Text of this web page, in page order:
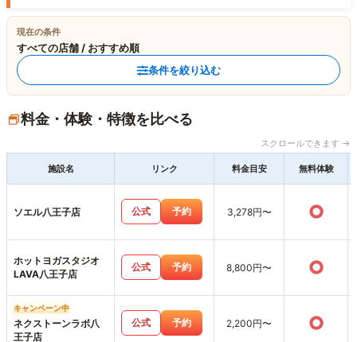
現在の条件
すべての店舗 / おすすめ順
条件を絞り込む
料金・体験・特徴を比べる
スクロールできます →
施設名 リンク 料金目安 無料体験
ソエル八王子店 公式 予約 3,278円〜 ○
ホットヨガスタジオ
LAVA八王子店
公式 予約 8,800円〜 ○
キャンペーン中
ネクストーンラボ八
王子店
公式 予約 2,200円〜 ○